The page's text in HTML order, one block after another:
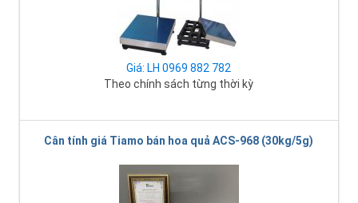
Giá: LH 0969 882 782
Theo chính sách từng thời kỳ
Cân tính giá Tiamo bán hoa quả ACS-968 (30kg/5g)